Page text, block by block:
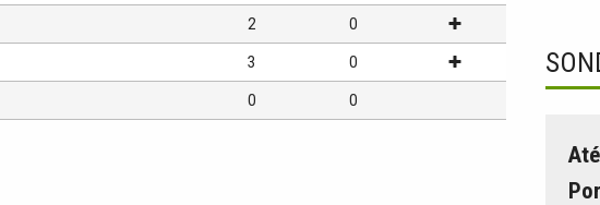
2 0
3 0
0 0